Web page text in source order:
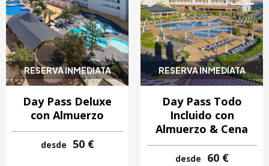
RESERVA INMEDIATA
Day Pass Deluxe
con Almuerzo
desde 50 €
RESERVA INMEDIATA
Day Pass Todo
Incluido con
Almuerzo & Cena
desde 60 €